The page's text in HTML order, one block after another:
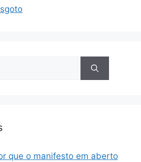
que o manifesto em aberto